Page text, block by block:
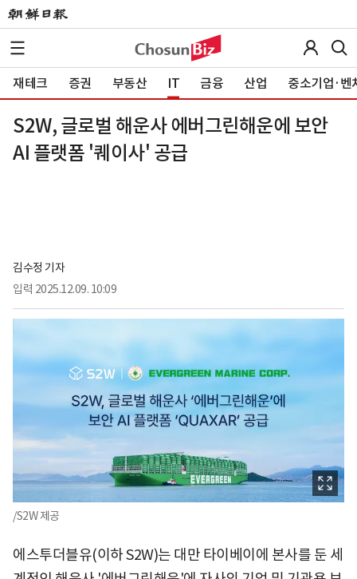
재테크 증권 부동산 IT 금융 산업 중소기업·벤
S2W, 글로벌 해운사 에버그린해운에 보안
AI 플랫폼 '퀘이사' 공급
김수정 기자
입력 2025.12.09. 10:09
/S2W 제공
에스투더블유(이하 S2W)는 대만 타이베이에 본사를 둔 세